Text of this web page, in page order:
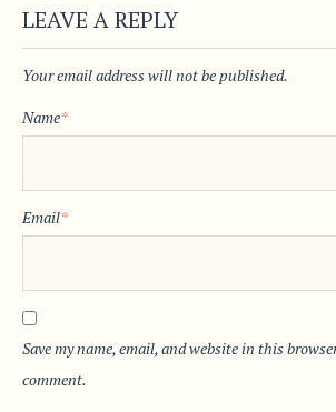
LEAVE A REPLY
Your email address will not be published.
Name*
Email*
Save my name, email, and website in this
comment.